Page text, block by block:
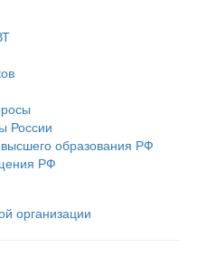
России
образования РФ
РФ
организации